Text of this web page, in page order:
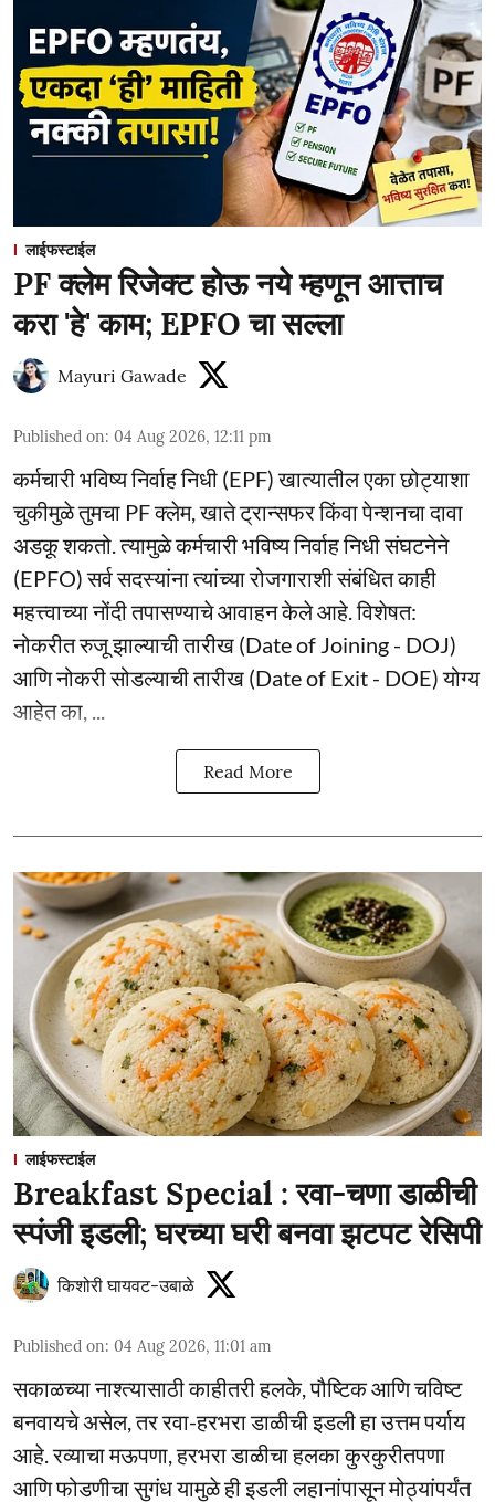
लाईफस्टाईल
PF क्लेम रिजेक्ट होऊ नये म्हणून आत्ताच
करा 'हे' काम; EPFO चा सल्ला
Mayuri Gawade
Published on: 04 Aug 2026, 12:11 pm
कर्मचारी भविष्य निर्वाह निधी (EPF) खात्यातील एका छोट्याशा
चुकीमुळे तुमचा PF क्लेम, खाते ट्रान्सफर किंवा पेन्शनचा दावा
अडकू शकतो. त्यामुळे कर्मचारी भविष्य निर्वाह निधी संघटनेने
(EPFO) सर्व सदस्यांना त्यांच्या रोजगाराशी संबंधित काही
महत्त्वाच्या नोंदी तपासण्याचे आवाहन केले आहे. विशेषत:
नोकरीत रुजू झाल्याची तारीख (Date of Joining - DOJ)
आणि नोकरी सोडल्याची तारीख (Date of Exit - DOE) योग्य
आहेत का, ...
Read More
लाईफस्टाईल
Breakfast Special : रवा-चणा डाळीची
स्पंजी इडली; घरच्या घरी बनवा झटपट रेसिपी
किशोरी घायवट-उबाळे
Published on: 04 Aug 2026, 11:01 am
सकाळच्या नाश्त्यासाठी काहीतरी हलके, पौष्टिक आणि चविष्ट
बनवायचे असेल, तर रवा-हरभरा डाळीची इडली हा उत्तम पर्याय
आहे. रव्याचा मऊपणा, हरभरा डाळीचा हलका कुरकुरीतपणा
आणि फोडणीचा सुगंध यामुळे ही इडली लहानांपासून मोठ्यांपर्यंत